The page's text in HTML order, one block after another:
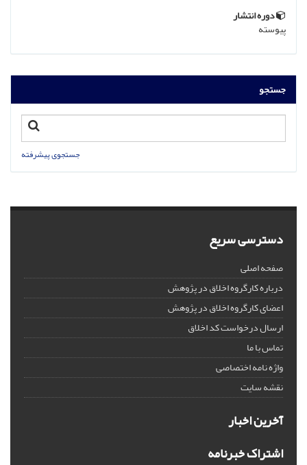
دوره انتشار
پیوسته
جستجو
جستجوی پیشرفته
دسترسی سریع
صفحه اصلی
درباره کارگروه اخلاق در پژوهش
اعضای کارگروه اخلاق در پژوهش
ارسال درخواست کد اخلاق
تماس با ما
واژه نامه اختصاصی
نقشه سایت
آخرین اخبار
اشتراک خبرنامه